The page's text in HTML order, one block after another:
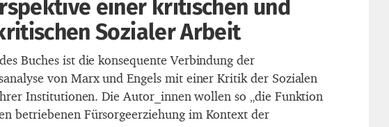
einer kritischen und
Sozialer Arbeit
Buches ist die konsequente Verbindung der
von Marx und Engels mit einer Kritik der Sozialen
Institutionen. Die Autor_innen wollen so „die Funktion
betriebenen Fürsorgeerziehung im Kontext der